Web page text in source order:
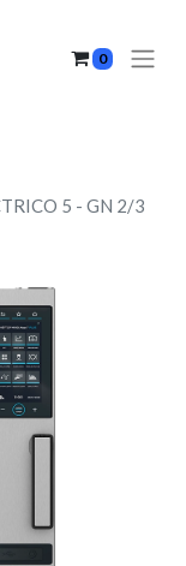
0
5 - GN 2/3